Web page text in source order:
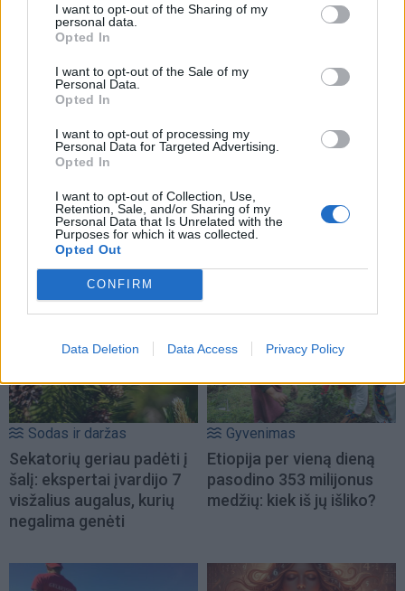
I want to opt-out of the Sharing of my
personal data.
Opted In
I want to opt-out of the Sale of my
Personal Data.
Opted In
I want to opt-out of processing my
Personal Data for Targeted Advertising.
Opted In
I want to opt-out of Collection, Use,
Retention, Sale, and/or Sharing of my
Personal Data that Is Unrelated with the
Purposes for which it was collected.
Opted Out
CONFIRM
Data Deletion Data Access Privacy Policy
NAUJI
Sodas ir daržas
Sekatorių geriau padėti į
šalį: ekspertai įvardijo 7
visžalius augalus, kurių
negalima genėti
Gyvenimas
Etiopija per vieną dieną
pasodino 353 milijonus
medžių: kiek iš jų išliko?